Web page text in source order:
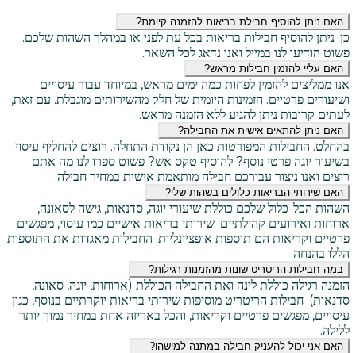
האם ניתן להוסיף חבילת בריאות להזמנה קיימת?
כן. ניתן להוסיף חבילות בריאות בכל עת לפני או במהלך השהות שלכם.
פשוט הודיעו לנו במייל ואנו נדאג לכל השאר.
האם עליי להזמין חבילות מראש?
אנו ממליצים להזמין לפחות כמה ימים מראש, במיוחד עבור עיסויים
ושיעורים פרטיים. הזמינות היומית של חלק מהשירותים מוגבלת. עם זאת,
לעתים קרובות ניתן להגיע ללא הזמנה מראש.
האם ניתן להתאים אישית את החבילה?
בהחלט. החבילות המפורטות כאן הן נקודת התחלה. רוצים להחליף עיסוי
בשיעור יוגה פרטי נוסף? להוסיף טקס אש? פשוט ספרו לנו מה אתם
רוצים ואנו ניצור עבורכם חבילה מותאמת אישית במחיר חבילה.
האם שירותי הבריאות כלולים בשהות שלי?
השהות הכל-כלול שלכם כוללת שיעורי יוגה, סדנאות, גישה לסאונה,
ארוחות ואירועים קהילתיים. שירותי בריאות אישיים כמו עיסוי, מפגשים
פרטיים וקריאות הם תוספות אופציונליות. החבילות מאגדות את התוספות
הללו בהנחה.
במה חבילות הריטריט שונות מהזמנות רגילות?
הזמנה רגילה כוללת לינה ואת החבילה הכוללת (ארוחות, יוגה, סאונה,
סדנאות). חבילות הריטריט מוסיפות שירותי בריאות יוקרתיים בנוסף, כגון
עיסויים, מפגשים פרטיים וקריאות, והכל באריזה אחת במחיר נמוך יותר
ללילה.
האם אני יכול להעניק חבילה במתנה למישהו?